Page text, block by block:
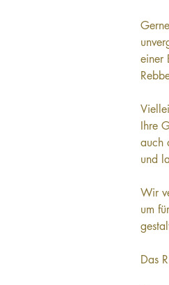
einer
Ihre
auch
und
Wir
um
Das